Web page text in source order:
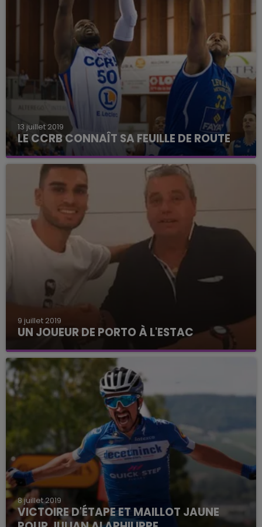
13 juillet 2019
LE CCRB CONNAÎT SA FEUILLE DE ROUTE
Le club de basket connaît son calendrier pour sa
nouvelle saison dans l'élite
9 juillet 2019
UN JOUEUR DE PORTO À L'ESTAC
Rui Pires s'est engagé pour les trois prochaines
saisons
8 juillet 2019
VICTOIRE D'ÉTAPE ET MAILLOT JAUNE